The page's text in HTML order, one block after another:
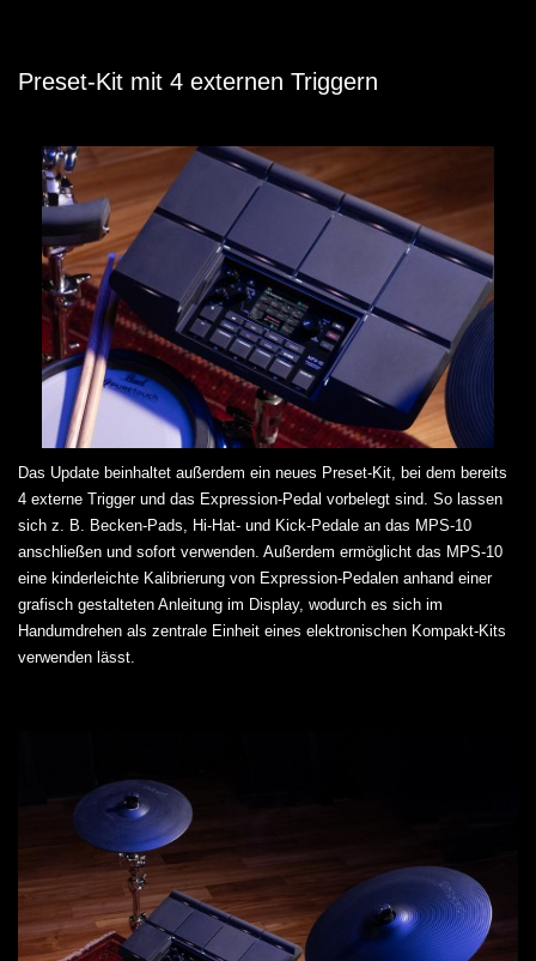
Preset-Kit mit 4 externen Triggern
Das Update beinhaltet außerdem ein neues Preset-Kit, bei dem bereits
4 externe Trigger und das Expression-Pedal vorbelegt sind. So lassen
sich z. B. Becken-Pads, Hi-Hat- und Kick-Pedale an das MPS-10
anschließen und sofort verwenden. Außerdem ermöglicht das MPS-10
eine kinderleichte Kalibrierung von Expression-Pedalen anhand einer
grafisch gestalteten Anleitung im Display, wodurch es sich im
Handumdrehen als zentrale Einheit eines elektronischen Kompakt-Kits
verwenden lässt.